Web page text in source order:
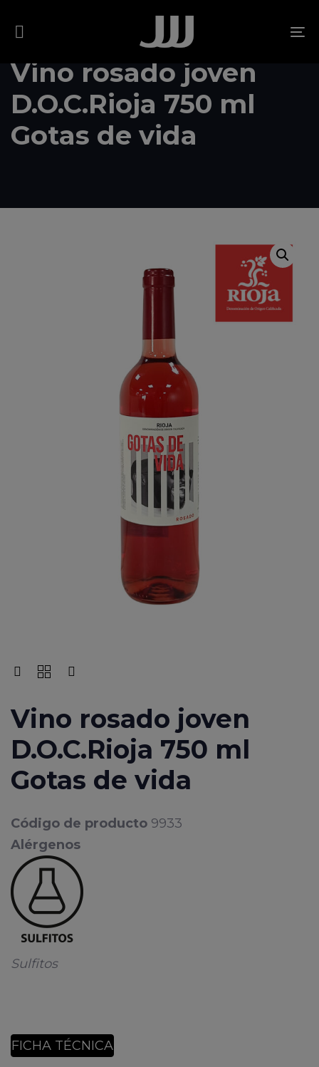
links
Vino rosado joven
D.O.C.Rioja 750 ml
Gotas de vida
Vino rosado joven
D.O.C.Rioja 750 ml
Gotas de vida
Código de producto 9933
Alérgenos
Sulfitos
FICHA TÉCNICA